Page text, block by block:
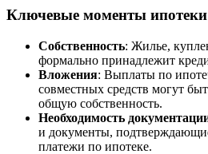
Ключевые моменты ипотеки
Собственность: Жилье,
формально принадлежит
Вложения: Выплаты по
совместных средств могут
общую собственность.
Необходимость
и документы,
платежи по ипотеке.